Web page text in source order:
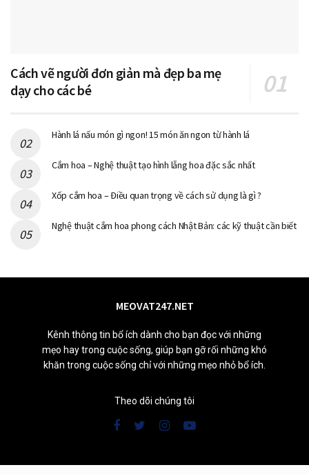
Cách vẽ người đơn giản mà đẹp ba mẹ
dạy cho các bé
Hành lá nấu món gì ngon! 15 món ăn ngon từ hành lá
Cắm hoa – Nghệ thuật tạo hình lẵng hoa đặc sắc nhất
Xốp cắm hoa – Điều quan trọng về cách sử dụng là gì ?
Nghệ thuật cắm hoa phong cách Nhật Bản: các kỹ thuật cần biết
MEOVAT247.NET
Kênh thông tin bổ ích dành cho bạn đọc với những
mẹo hay trong cuộc sống, giúp bạn gỡ rối những khó
khăn trong cuộc sống chỉ với những mẹo nhỏ bổ ích.
Theo dõi chúng tôi